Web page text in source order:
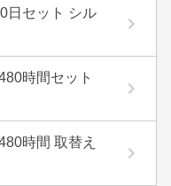
日セット シル
時間セット
時間 取替え